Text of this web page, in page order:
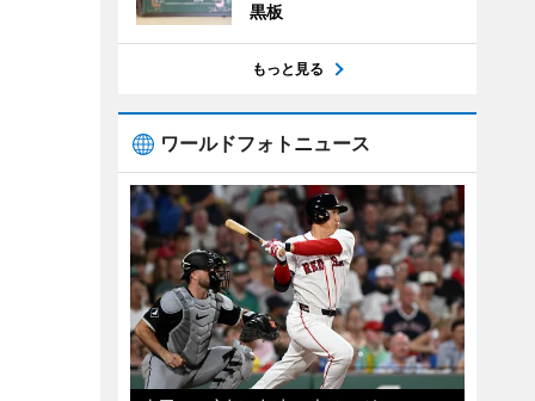
黒板
もっと見る
ワールドフォトニュース